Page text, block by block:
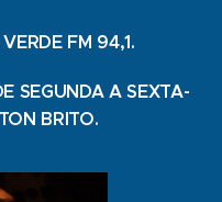
FM 94,1.
SEGUNDA A SEXTA-
BRITO.